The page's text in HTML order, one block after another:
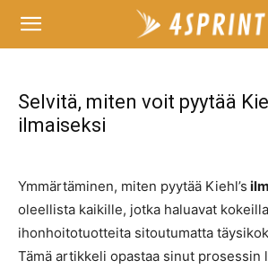
Selvitä, miten voit pyytää
ilmaiseksi
Ymmärtäminen, miten pyytää Kiehl’s
oleellista kaikille, jotka haluavat
ihonhoitotuotteita sitoutumatta
Tämä artikkeli opastaa sinut prosessin